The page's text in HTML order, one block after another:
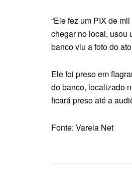
“Ele fez um PIX de
chegar no local, usou
banco viu a foto do
Ele foi preso em
do banco, localizado
ficará preso até a
Fonte: Varela Net